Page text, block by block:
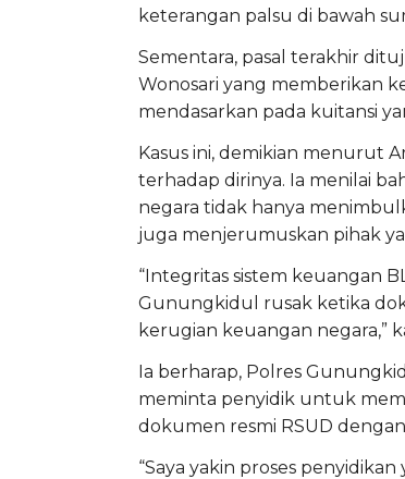
keterangan palsu di bawah
Sementara, pasal terakhir
Wonosari yang memberikan
mendasarkan pada kuitansi
Kasus ini, demikian menurut
terhadap dirinya. Ia menilai
negara tidak hanya
juga menjerumuskan pihak
“Integritas sistem keuangan
Gunungkidul rusak ketika
kerugian keuangan negara,”
Ia berharap, Polres
meminta penyidik untuk
dokumen resmi RSUD
“Saya yakin proses